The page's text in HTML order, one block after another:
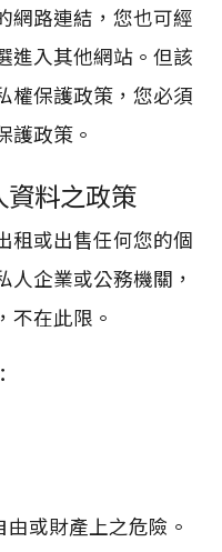
網路連結，您也可經
進入其他網站。但該
權保護政策，您必須
護政策。
料之政策
租或出售任何您的個
人企業或公務機關，
不在此限。
或財產上之危險。